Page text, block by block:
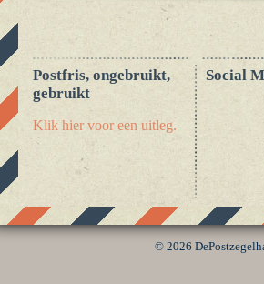
Postfris, ongebruikt,
gebruikt
Klik hier voor een uitleg.
Social
© 2026